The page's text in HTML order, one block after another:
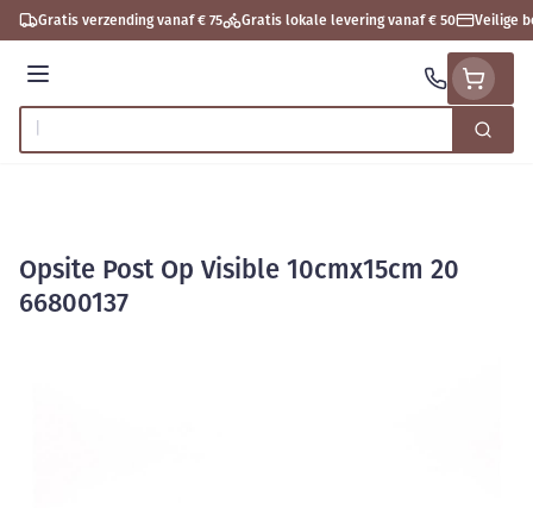
Ga naar de inhoud
Gratis verzending vanaf € 75 Gratis lokale levering vanaf € 50 Veilige
Menu
Product, merk, categorie... Zoek
Opsite Post Op Visible 10cmx15cm 20
66800137